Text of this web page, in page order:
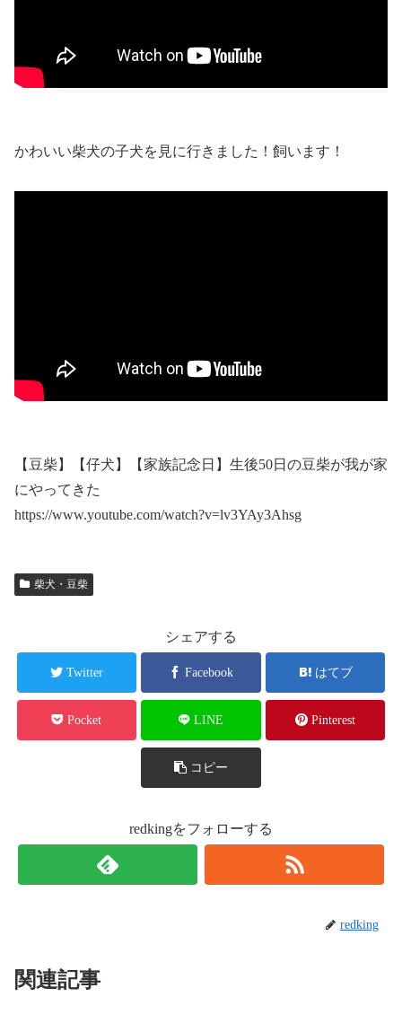
かわいい柴犬の子犬を見に行きました！飼います！
【豆柴】【仔犬】【家族記念日】生後50日の豆柴が我が家
にやってきた
https://www.youtube.com/watch?v=lv3YAy3Ahsg
柴犬・豆柴
シェアする
Twitter Facebook はてブ
Pocket LINE Pinterest
コピー
redkingをフォローする
redking
関連記事